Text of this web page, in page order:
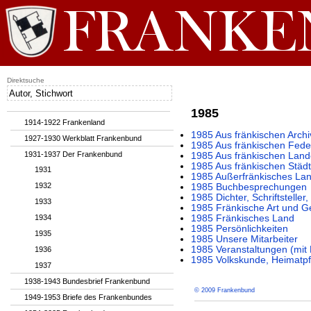
1985
1985 Aus fränkischen
1985 Aus fränkischen
1985 Aus fränkischen
1985 Aus fränkischen
1985 Außerfränkisches
1985 Buchbesprechungen
1985 Dichter,
1985 Fränkische Art und
1985 Fränkisches Land
1985 Persönlichkeiten
1985 Unsere Mitarbeiter
1985 Veranstaltungen
1985 Volkskunde,
© 2009 Frankenbund
1914-1922 Frankenland
1927-1930 Werkblatt Frankenbund
1931-1937 Der Frankenbund
1931
1932
1933
1934
1935
1936
1937
1938-1943 Bundesbrief Frankenbund
1949-1953 Briefe des Frankenbundes
Direktsuche